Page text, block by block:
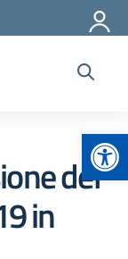
del
in